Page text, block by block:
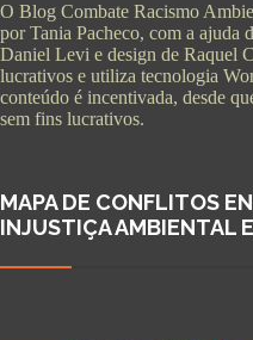
O Blog Combate Racismo
por Tania Pacheco, com a ajuda
Daniel Levi e design de Raquel
lucrativos e utiliza tecnologia
conteúdo é incentivada, desde
sem fins lucrativos.
MAPA DE CONFLITOS
INJUSTIÇA AMBIENTAL